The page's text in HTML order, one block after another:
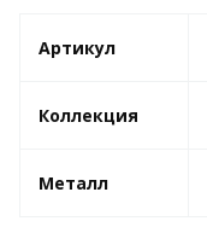
Артикул
Коллекция
Металл